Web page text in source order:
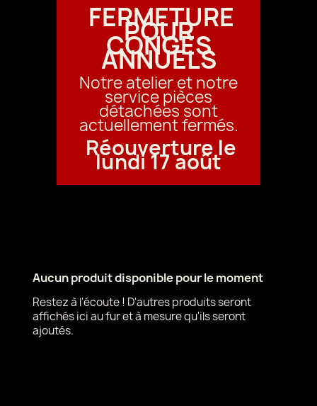
FERMETURE
POUR
CONGÉS
ANNUELS
Notre atelier et notre
service pièces
détachées sont
actuellement fermés.
Réouverture le
lundi 17 août
Aucun produit disponible pour le moment
Restez à l'écoute ! D'autres produits seront
affichés ici au fur et à mesure qu'ils seront
ajoutés.